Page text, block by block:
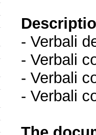
- Verbali
- Verbali
- Verbali
- Verbali